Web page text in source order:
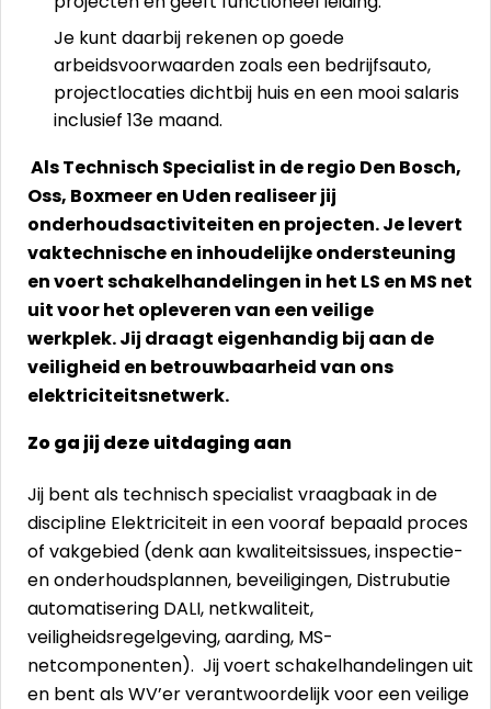
Je kunt daarbij rekenen op goede
arbeidsvoorwaarden zoals een bedrijfsauto,
projectlocaties dichtbij huis en een mooi salaris
inclusief 13e maand.
Als Technisch Specialist in de regio Den Bosch,
Oss, Boxmeer en Uden realiseer jij
onderhoudsactiviteiten en projecten. Je levert
vaktechnische en inhoudelijke ondersteuning
en voert schakelhandelingen in het LS en MS net
uit voor het opleveren van een veilige
werkplek. Jij draagt eigenhandig bij aan de
veiligheid en betrouwbaarheid van ons
elektriciteitsnetwerk.
Zo ga jij deze uitdaging aan
Jij bent als technisch specialist vraagbaak in de
discipline Elektriciteit in een vooraf bepaald proces
of vakgebied (denk aan kwaliteitsissues, inspectie-
en onderhoudsplannen, beveiligingen, Distrubutie
automatisering DALI, netkwaliteit,
veiligheidsregelgeving, aarding, MS-
netcomponenten). Jij voert schakelhandelingen uit
en bent als WV’er verantwoordelijk voor een veilige